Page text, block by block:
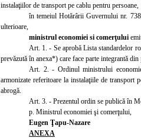
instalaţiilor de transport pe cablu pentru persoane,
în temeiul Hotărârii Guvernului nr.
ulterioare,
ministrul economiei si comerţului
Art. 1. - Se aprobă Lista standardelor
prevăzută în anexa*) care face parte integrantă
Art. 2. - Ordinul ministrului
armonizate referitoare la instalaţiile de
abrogă.
Art. 3. - Prezentul ordin se publică în
p. Ministrul economiei şi comerţului,
Eugen Ţapu-Nazare
ANEXA